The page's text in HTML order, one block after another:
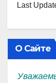
Last
О Сайте